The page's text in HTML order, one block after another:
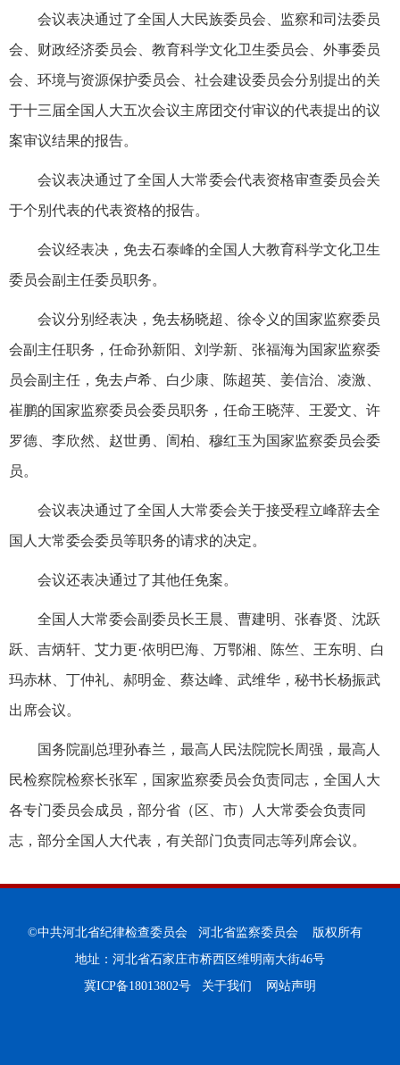
会议表决通过了全国人大民族委员会、监察和司法委员
会、财政经济委员会、教育科学文化卫生委员会、外事委员
会、环境与资源保护委员会、社会建设委员会分别提出的关
于十三届全国人大五次会议主席团交付审议的代表提出的议
案审议结果的报告。
会议表决通过了全国人大常委会代表资格审查委员会关
于个别代表的代表资格的报告。
会议经表决，免去石泰峰的全国人大教育科学文化卫生
委员会副主任委员职务。
会议分别经表决，免去杨晓超、徐令义的国家监察委员
会副主任职务，任命孙新阳、刘学新、张福海为国家监察委
员会副主任，免去卢希、白少康、陈超英、姜信治、凌激、
崔鹏的国家监察委员会委员职务，任命王晓萍、王爱文、许
罗德、李欣然、赵世勇、訚柏、穆红玉为国家监察委员会委
员。
会议表决通过了全国人大常委会关于接受程立峰辞去全
国人大常委会委员等职务的请求的决定。
会议还表决通过了其他任免案。
全国人大常委会副委员长王晨、曹建明、张春贤、沈跃
跃、吉炳轩、艾力更·依明巴海、万鄂湘、陈竺、王东明、白
玛赤林、丁仲礼、郝明金、蔡达峰、武维华，秘书长杨振武
出席会议。
国务院副总理孙春兰，最高人民法院院长周强，最高人
民检察院检察长张军，国家监察委员会负责同志，全国人大
各专门委员会成员，部分省（区、市）人大常委会负责同
志，部分全国人大代表，有关部门负责同志等列席会议。
©中共河北省纪律检查委员会 河北省监察委员会 版权所有
地址：河北省石家庄市桥西区维明南大街46号
冀ICP备18013802号
关于我们 网站声明